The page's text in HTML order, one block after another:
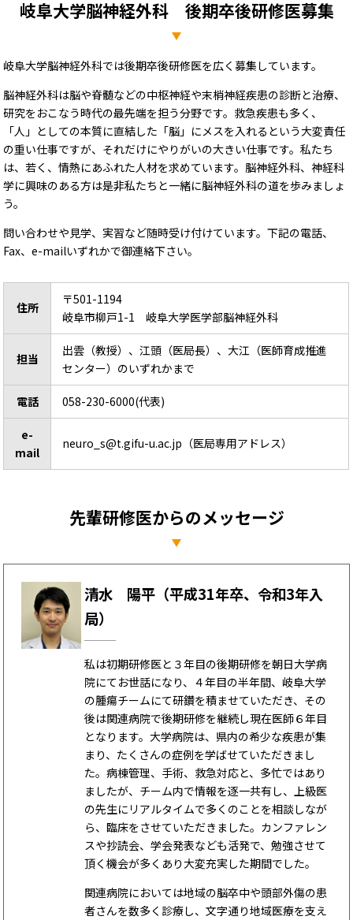
岐阜大学脳神経外科 後期卒後研修医募集
岐阜大学脳神経外科では後期卒後研修医を広く募集しています。
脳神経外科は脳や脊髄などの中枢神経や末梢神経疾患の診断と治療、
研究をおこなう時代の最先端を担う分野です。救急疾患も多く、
「人」としての本質に直結した「脳」にメスを入れるという大変責任
の重い仕事ですが、それだけにやりがいの大きい仕事です。私たち
は、若く、情熱にあふれた人材を求めています。脳神経外科、神経科
学に興味のある方は是非私たちと一緒に脳神経外科の道を歩みましょ
う。
問い合わせや見学、実習など随時受け付けています。下記の電話、
Fax、e-mailいずれかで御連絡下さい。
住所
〒501-1194
岐阜市柳戸1-1 岐阜大学医学部脳神経外科
担当
出雲（教授）、江頭（医局長）、大江（医師育成推進
センター）のいずれかまで
電話 058-230-6000(代表)
e-
mail
neuro_s@t.gifu-u.ac.jp（医局専用アドレス）
先輩研修医からのメッセージ
清水 陽平（平成31年卒、令和3年入
局）
私は初期研修医と３年目の後期研修を朝日大学病
院にてお世話になり、４年目の半年間、岐阜大学
の腫瘍チームにて研鑽を積ませていただき、その
後は関連病院で後期研修を継続し現在医師６年目
となります。大学病院は、県内の希少な疾患が集
まり、たくさんの症例を学ばせていただきまし
た。病棟管理、手術、救急対応と、多忙ではあり
ましたが、チーム内で情報を逐一共有し、上級医
の先生にリアルタイムで多くのことを相談しなが
ら、臨床をさせていただきました。カンファレン
スや抄読会、学会発表なども活発で、勉強させて
頂く機会が多くあり大変充実した期間でした。
関連病院においては地域の脳卒中や頭部外傷の患
者さんを数多く診療し、文字通り地域医療を支え